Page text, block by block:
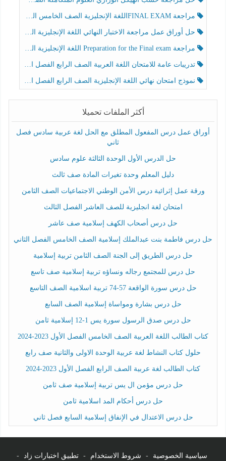
مراجعة FINAL EXAMاللغة الإنجليزية الصف الخامس الفصل الثالث
حل أوراق عمل مراجعة الاختبار النهائي اللغة الإنجليزية الصف الرابع الفصل الثالث
مراجعة Preparation for the Final exam اللغة الإنجليزية الصف الرابع الفصل الثالث
تدريبات عامة للامتحان اللغة العربية الصف الرابع الفصل الثالث
نموذج امتحان نهائي اللغة الإنجليزية الصف الرابع الفصل الثالث
أكثر الملفات تحميلا
أوراق عمل درس المفعول المطلق مع الحل لغة عربية سادس فصل
ثاني
حل الدرس الأول الوحدة الثالثة علوم سادس
دليل المعلم وحدة تغيرات المادة صف ثالث
ورقة عمل إثرائية درس الأمن الوطني الاجتماعيات الصف الثامن
امتحان لغة انجليزية للصف العاشر الفصل الثالث
حل درس أصحاب الكهف إسلامية صف عاشر
حل درس فاطمة بنت عبدالملك إسلامية الصف الخامس الفصل الثاني
حل درس الطريق إلى الجنة الصف الثامن تربية إسلامية
حل درس للمجتمع رجاله ونساؤه تربية إسلامية صف تاسع
حل درس سورة الواقعة 57-74 تربية اسلامية الصف التاسع
حل درس بشارة ومواساة إسلامية الصف السابع
حل درس صدق الرسول سورة يس 1-12 إسلامية ثامن
كتاب الطالب اللغة العربية الصف الخامس الفصل الأول 2023-2024
حلول كتاب النشاط لغة عربية الوحدة الاولى والثانية صف رابع
كتاب الطالب لغة عربية الصف الرابع الفصل الأول 2023-2024
حل درس مؤمن ال يس تربية إسلامية صف ثامن
حل درس أحكام المد اسلامية ثامن
حل درس الاعتدال في الإنفاق إسلامية السابع فصل ثاني
سياسية الخصوصية - شروط الاستخدام - تطبيق اختبارات زاد -